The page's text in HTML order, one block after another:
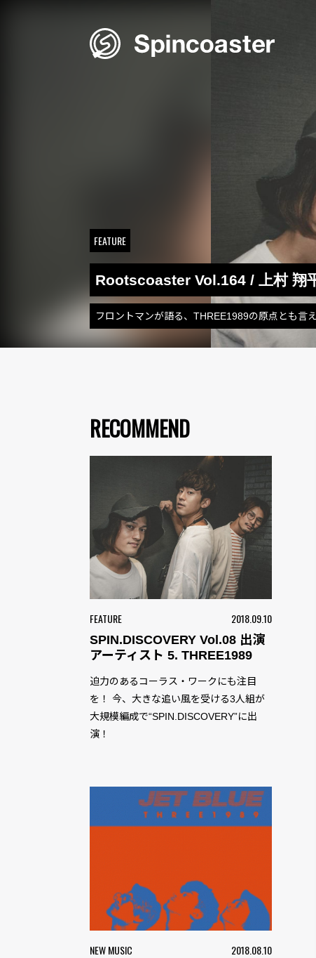
FEATURE
Rootscoaster Vol.164 / 上村 翔
フロントマンが語る、THREE1989の原点とも言
RECOMMEND
FEATURE 2018.09.10
SPIN.DISCOVERY Vol.08 出演
アーティスト 5. THREE1989
迫力のあるコーラス・ワークにも注目
を！ 今、大きな追い風を受ける3人組が
大規模編成で“SPIN.DISCOVERY”に出
演！
NEW MUSIC 2018.08.10